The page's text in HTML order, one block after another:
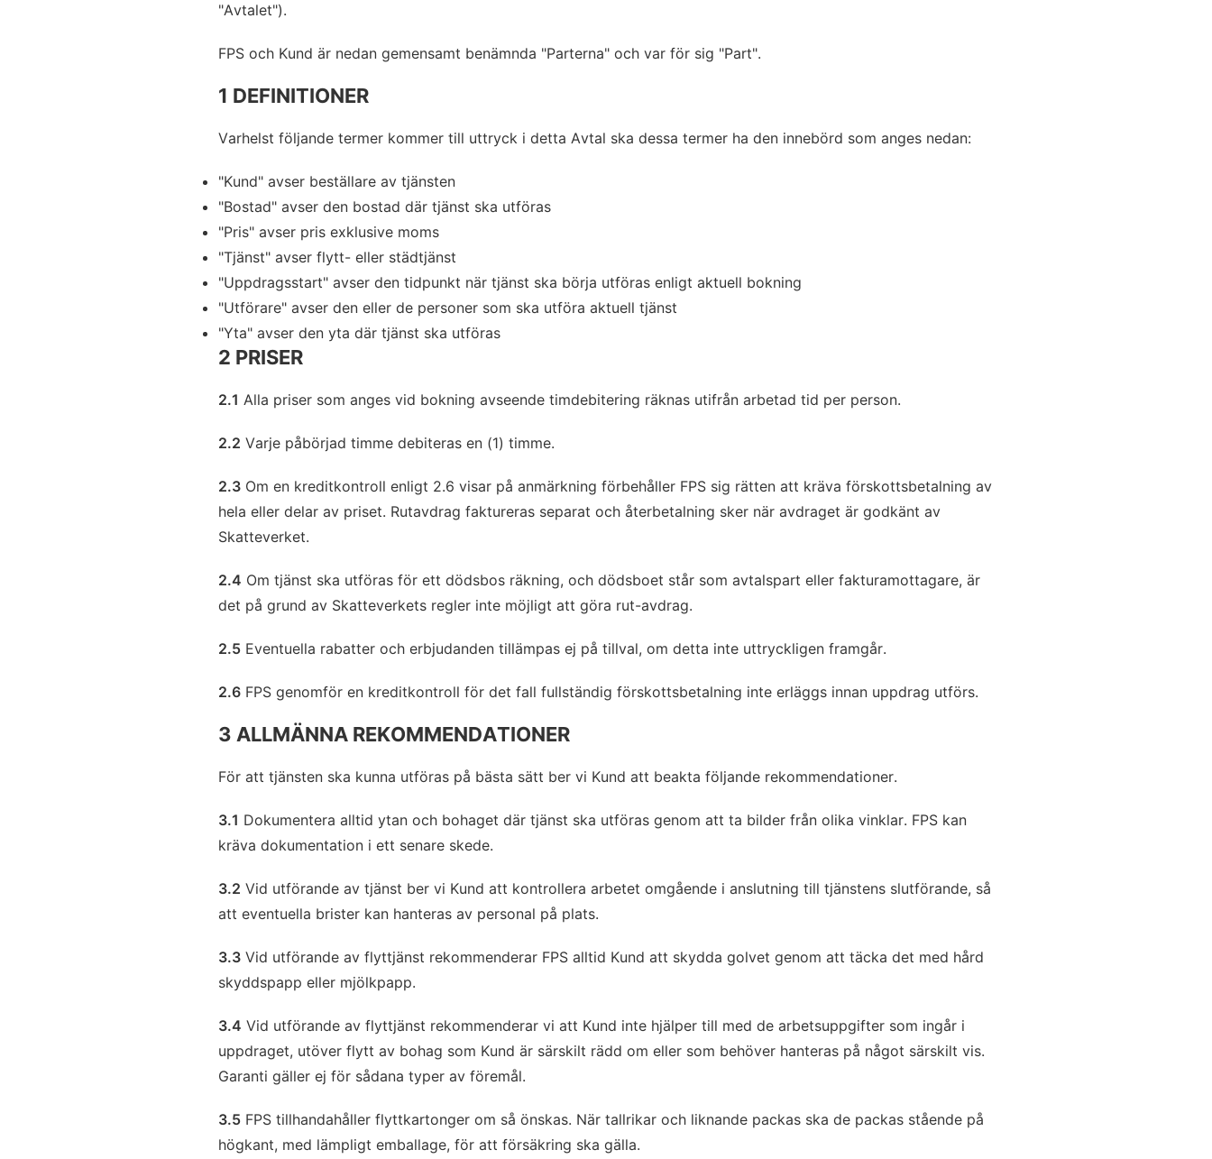
"Avtalet").
FPS och Kund är nedan gemensamt benämnda "Parterna" och var för sig "Part".
1 DEFINITIONER
Varhelst följande termer kommer till uttryck i detta Avtal ska dessa termer ha den innebörd som anges nedan:
"Kund" avser beställare av tjänsten
"Bostad" avser den bostad där tjänst ska utföras
"Pris" avser pris exklusive moms
"Tjänst" avser flytt- eller städtjänst
"Uppdragsstart" avser den tidpunkt när tjänst ska börja utföras enligt aktuell bokning
"Utförare" avser den eller de personer som ska utföra aktuell tjänst
"Yta" avser den yta där tjänst ska utföras
2 PRISER
2.1 Alla priser som anges vid bokning avseende timdebitering räknas utifrån arbetad tid per person.
2.2 Varje påbörjad timme debiteras en (1) timme.
2.3 Om en kreditkontroll enligt 2.6 visar på anmärkning förbehåller FPS sig rätten att kräva förskottsbetalning av
hela eller delar av priset. Rutavdrag faktureras separat och återbetalning sker när avdraget är godkänt av
Skatteverket.
2.4 Om tjänst ska utföras för ett dödsbos räkning, och dödsboet står som avtalspart eller fakturamottagare, är
det på grund av Skatteverkets regler inte möjligt att göra rut-avdrag.
2.5 Eventuella rabatter och erbjudanden tillämpas ej på tillval, om detta inte uttryckligen framgår.
2.6 FPS genomför en kreditkontroll för det fall fullständig förskottsbetalning inte erläggs innan uppdrag utförs.
3 ALLMÄNNA REKOMMENDATIONER
För att tjänsten ska kunna utföras på bästa sätt ber vi Kund att beakta följande rekommendationer.
3.1 Dokumentera alltid ytan och bohaget där tjänst ska utföras genom att ta bilder från olika vinklar. FPS kan
kräva dokumentation i ett senare skede.
3.2 Vid utförande av tjänst ber vi Kund att kontrollera arbetet omgående i anslutning till tjänstens slutförande, så
att eventuella brister kan hanteras av personal på plats.
3.3 Vid utförande av flyttjänst rekommenderar FPS alltid Kund att skydda golvet genom att täcka det med hård
skyddspapp eller mjölkpapp.
3.4 Vid utförande av flyttjänst rekommenderar vi att Kund inte hjälper till med de arbetsuppgifter som ingår i
uppdraget, utöver flytt av bohag som Kund är särskilt rädd om eller som behöver hanteras på något särskilt vis.
Garanti gäller ej för sådana typer av föremål.
3.5 FPS tillhandahåller flyttkartonger om så önskas. När tallrikar och liknande packas ska de packas stående på
högkant, med lämpligt emballage, för att försäkring ska gälla.